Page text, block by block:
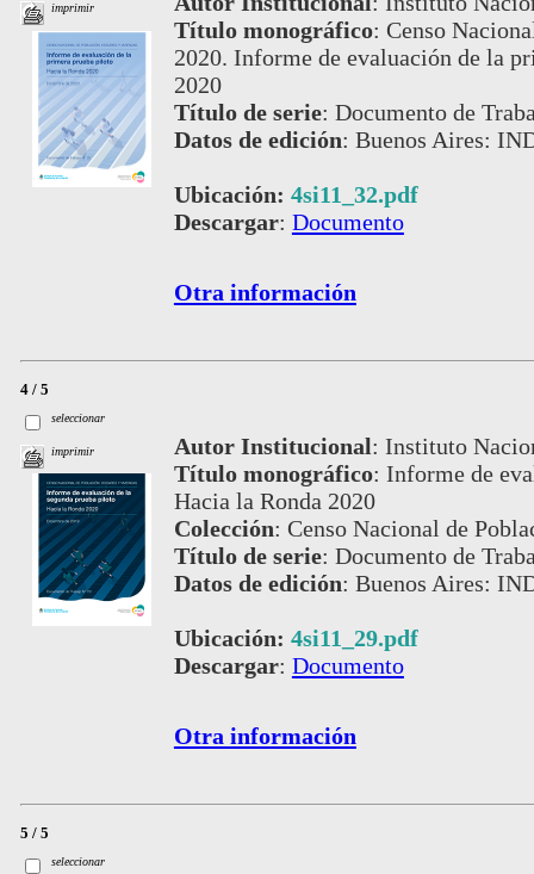
imprimir
Título monográfico: Censo
2020. Informe de evaluación de la
2020
Título de serie: Documento de
Datos de edición: Buenos Aires:
Ubicación: 4si11_32.pdf
Descargar: Documento
Otra información
4 / 5
seleccionar
imprimir Autor Institucional: Instituto
Título monográfico: Informe de
Hacia la Ronda 2020
Colección: Censo Nacional de
Título de serie: Documento de
Datos de edición: Buenos Aires:
Ubicación: 4si11_29.pdf
Descargar: Documento
Otra información
5 / 5
seleccionar